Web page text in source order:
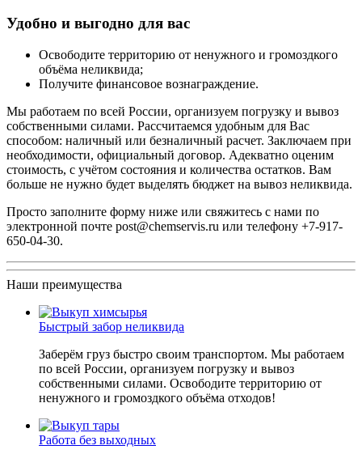
Удобно и выгодно для вас
Освободите территорию от ненужного и громоздкого
объёма неликвида;
Получите финансовое вознаграждение.
Мы работаем по всей России, организуем погрузку и вывоз
собственными силами. Рассчитаемся удобным для Вас
способом: наличный или безналичный расчет. Заключаем при
необходимости, официальный договор. Адекватно оценим
стоимость, с учётом состояния и количества остатков. Вам
больше не нужно будет выделять бюджет на вывоз неликвида.
Просто заполните форму ниже или свяжитесь с нами по
электронной почте post@chemservis.ru или телефону +7-917-
650-04-30.
Наши преимущества
Быстрый забор неликвида
Заберём груз быстро своим транспортом. Мы работаем
по всей России, организуем погрузку и вывоз
собственными силами. Освободите территорию от
ненужного и громоздкого объёма отходов!
Работа без выходных